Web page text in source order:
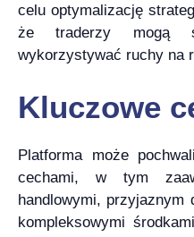
celu optymalizację
że traderzy mogą
wykorzystywać ruchy na
Kluczowe
Platforma może
cechami, w tym
handlowymi, przyjaznym
kompleksowymi